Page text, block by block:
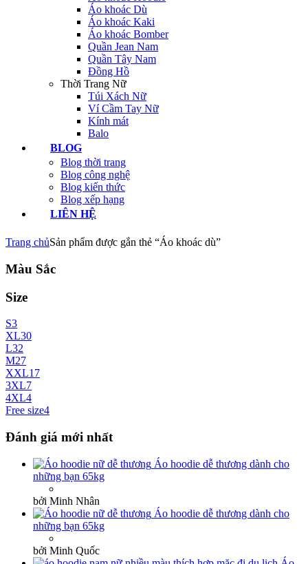
Áo khoác Dù
Áo khoác Kaki
Áo khoác Bomber
Quần Jean Nam
Quần Tây Nam
Đồng Hồ
Thời Trang Nữ
Túi Xách Nữ
Ví Cầm Tay Nữ
Kính mát
Balo
BLOG
Blog thời trang
Blog công nghệ
Blog kiến thức
Blog xếp hạng
LIÊN HỆ
Trang chủSản phẩm được gắn thẻ “Áo khoác dù”
Màu Sắc
Size
S3
XL30
L32
M27
XXL17
3XL7
4XL4
Free size4
Đánh giá mới nhất
Áo hoodie dễ thương dành cho
những bạn 65kg
bởi Minh Nhân
Áo hoodie dễ thương dành cho
những bạn 65kg
bởi Minh Quốc